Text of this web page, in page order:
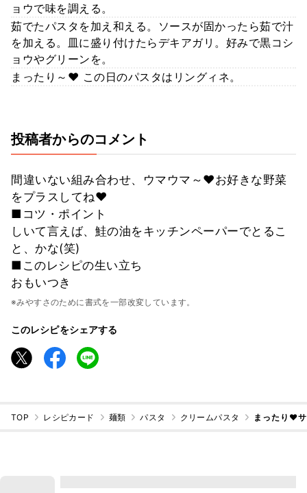
ョウで味を調える。
茹でたパスタを加え和える。ソースが固かったら茹で汁
を加える。皿に盛り付けたらデキアガリ。好みで黒コシ
ョウやグリーンを。
まったり～♥ この日のパスタはリングィネ。
投稿者からのコメント
間違いない組み合わせ、ウマウマ～♥お好きな野菜
をプラスしてね♥
■コツ・ポイント
しいて言えば、鮭の油をキッチンペーパーでとるこ
と、かな(笑)
■このレシピの生い立ち
おもいつき
※みやすさのために書式を一部改変しています。
このレシピをシェアする
TOP レシピカード 麺類 パスタ クリームパスタ まったり♥